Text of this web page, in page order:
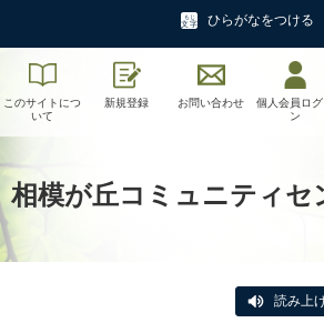
ひらがなをつける
このサイトにつ
いて
新規登録 お問い合わせ
個人会員ログ
ン
相模が丘コミュニティセ
読み上